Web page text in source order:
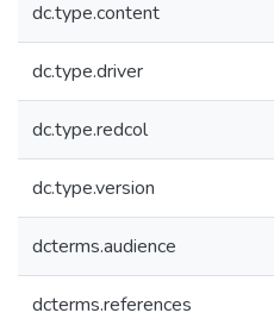
dc.type.content
dc.type.driver
dc.type.redcol
dc.type.version
dcterms.audience
dcterms.references